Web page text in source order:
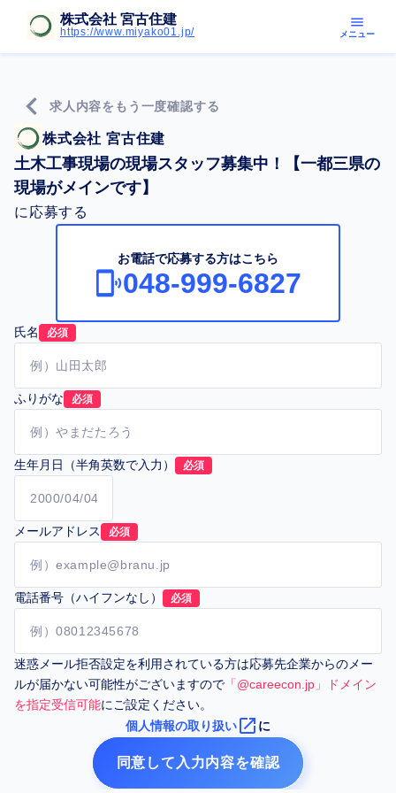
株式会社 宮古住建
https://www.miyako01.jp/
menu
メニュー
chevron_left 求人内容をもう一度確認する
株式会社 宮古住建
土木工事現場の現場スタッフ募集中！【一都三県の
現場がメインです】
に応募する
お電話で応募する方はこちら
048-999-6827
氏名 必須
ふりがな 必須
生年月日（半角英数で入力） 必須
メールアドレス 必須
電話番号（ハイフンなし） 必須
迷惑メール拒否設定を利用されている方は応募先企業からのメー
ルが届かない可能性がございますので 「@careecon.jp」ドメイン
を指定受信可能にご設定ください。
個人情報の取り扱いlaunch に
同意して入力内容を確認